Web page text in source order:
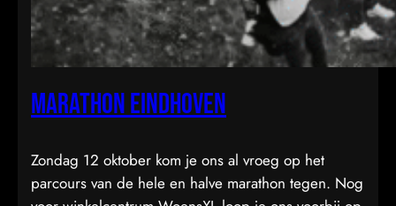
Marathon Eindhoven
Zondag 12 oktober kom je ons al vroeg op het
parcours van de hele en halve marathon tegen. Nog